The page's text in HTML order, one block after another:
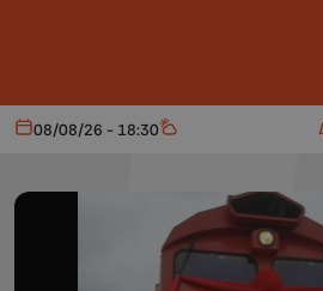
Aujourd'hui
08/08/26 - 18:30 Météo